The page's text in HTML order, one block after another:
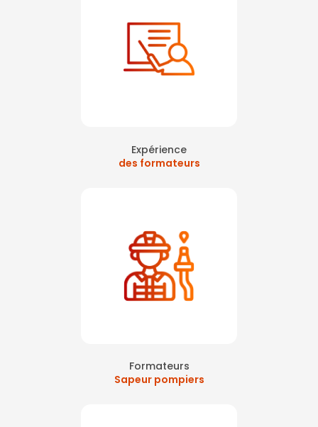
Expérience
des formateurs
Formateurs
Sapeur pompiers